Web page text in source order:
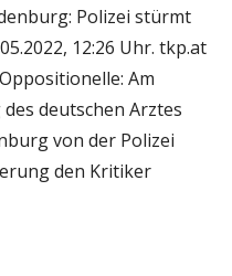
Polizei stürmt
12:26 Uhr. tkp.at
Am
deutschen Arztes
von der Polizei
den Kritiker